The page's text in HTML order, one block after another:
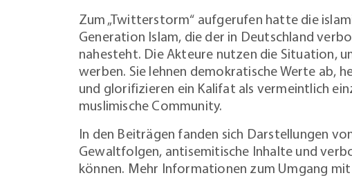
Zum „Twitterstorm“ aufgerufen hatte die
Generation Islam, die der in Deutschland
nahesteht. Die Akteure nutzen die Situation,
werben. Sie lehnen demokratische Werte ab,
und glorifizieren ein Kalifat als vermeintlich
muslimische Community.
In den Beiträgen fanden sich Darstellungen
Gewaltfolgen, antisemitische Inhalte und
können. Mehr Informationen zum Umgang